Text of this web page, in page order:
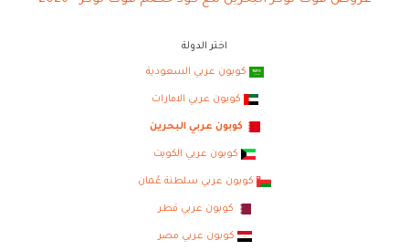
اختر الدولة
كوبون عربي السعودية
كوبون عربي الامارات
كوبون عربي البحرين
كوبون عربي الكويت
كوبون عربي سلطنة عُمان
كوبون عربي قطر
كوبون عربي مصر